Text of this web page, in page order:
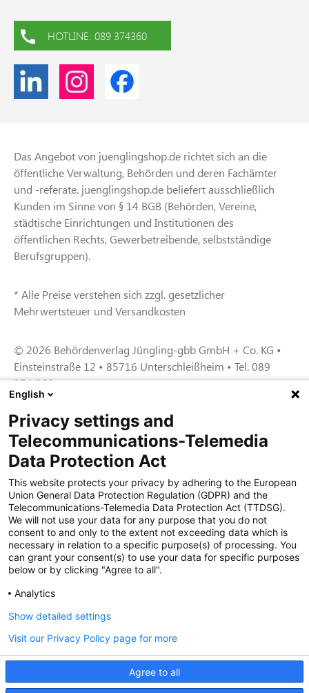
HOTLINE: 089 374360
Das Angebot von juenglingshop.de richtet sich an die
öffentliche Verwaltung, Behörden und deren Fachämter
und -referate. juenglingshop.de beliefert ausschließlich
Kunden im Sinne von § 14 BGB (Behörden, Vereine,
städtische Einrichtungen und Institutionen des
öffentlichen Rechts, Gewerbetreibende, selbstständige
Berufsgruppen).
* Alle Preise verstehen sich zzgl. gesetzlicher
Mehrwertsteuer und Versandkosten
© 2026 Behördenverlag Jüngling-gbb GmbH + Co. KG •
Einsteinstraße 12 • 85716 Unterschleißheim • Tel. 089
374 360
Zertifiziert für das Sicherheitsmanagem
entsystem unter TU4® durch TÜViT Essen
Zertifiziert für das QM-System nach DIN EN
ISO 9001: 2015, Reg.-Nr. 44 100 091350
durch TÜV NORD CERT
Zertifiziert für Sicherheits- und
Zertifiziert als qualifiziertes Unternehmen für
öffentliche Aufträge durch das ABZ Bayern
im Auftrag der IHK und Handwerks-
English
Privacy settings and
Telecommunications-Telemedia
Data Protection Act
This website protects your privacy by adhering to the European
Union General Data Protection Regulation (GDPR) and the
Telecommunications-Telemedia Data Protection Act (TTDSG).
We will not use your data for any purpose that you do not
consent to and only to the extent not exceeding data which is
necessary in relation to a specific purpose(s) of processing. You
can grant your consent(s) to use your data for specific purposes
below or by clicking "Agree to all".
Analytics
Agree to all
Show detailed settings
Visit our Privacy Policy page for more